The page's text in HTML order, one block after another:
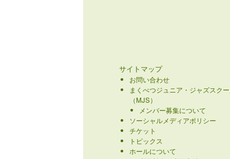
サイトマップ
お問い合わせ
まくべつジュニア・ジャズスク
（MJS）
メンバー募集について
ソーシャルメディアポリシー
チケット
トピックス
ホールについて